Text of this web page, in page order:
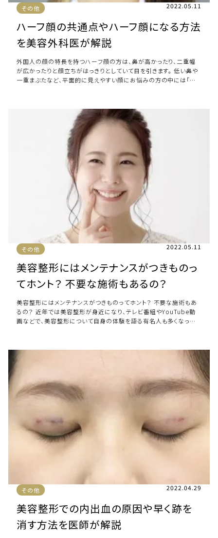
その他 2022.05.11
ハーフ顔の共通点やハーフ顔になる方法
を美容外科医が解説
外国人の顔の特長を持つハーフ顔の方は、鼻が高かったり、二重幅
が広かったりと顔立ちがはっきりとしていて目を引きます。 低い鼻や
一重まぶたなど、平面的に見えやすい顔にお悩みの方の中には「ハ
その他 2022.05.11
美容整形にはメンテナンスがつきものっ
てホント？ 不要な施術もあるの？
美容整形にはメンテナンスがつきものってホント？ 不要な施術もあ
るの？ 近年では美容整形が身近になり、テレビ番組やYouTube動
画などで、美容整形について自身の体験を語る有名人も多くなって
その他 2022.04.29
美容整形での内出血の原因や早く跡を
消す方法を医師が解説